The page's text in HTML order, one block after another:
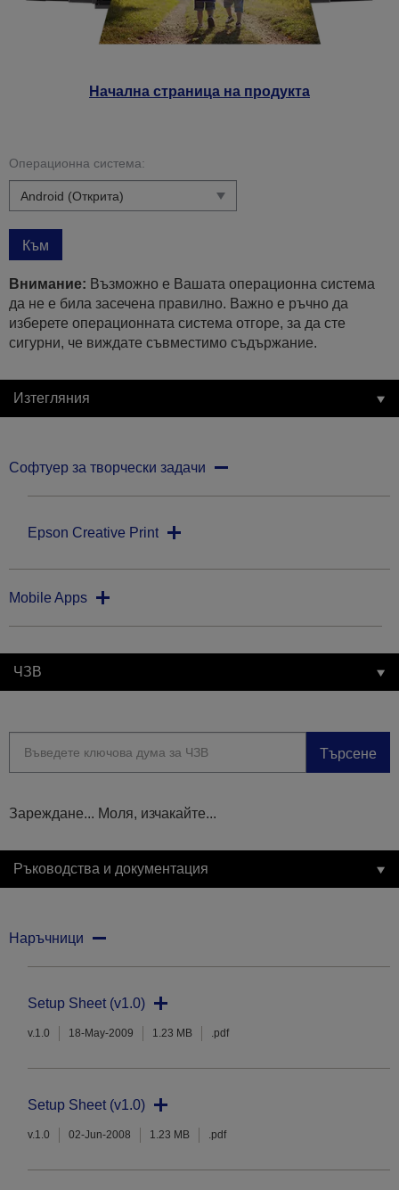
Начална страница на продукта
Операционна система:
Към
Внимание: Възможно е Вашата операционна система
да не е била засечена правилно. Важно е ръчно да
изберете операционната система отгоре, за да сте
сигурни, че виждате съвместимо съдържание.
Изтегляния
Софтуер за творчески задачи
Epson Creative Print
Mobile Apps
ЧЗВ
Търсене
Зареждане... Моля, изчакайте...
Ръководства и документация
Наръчници
Setup Sheet (v1.0)
v.1.0 18-May-2009 1.23 MB .pdf
Setup Sheet (v1.0)
v.1.0 02-Jun-2008 1.23 MB .pdf